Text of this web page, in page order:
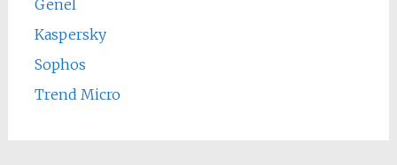
Genel
Kaspersky
Sophos
Trend Micro